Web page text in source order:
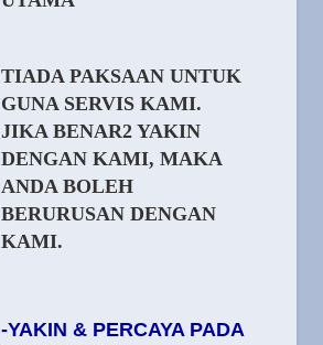
TIADA PAKSAAN UNTUK
GUNA SERVIS KAMI.
JIKA BENAR2 YAKIN
DENGAN KAMI, MAKA
ANDA BOLEH
BERURUSAN DENGAN
KAMI.
-YAKIN & PERCAYA PADA